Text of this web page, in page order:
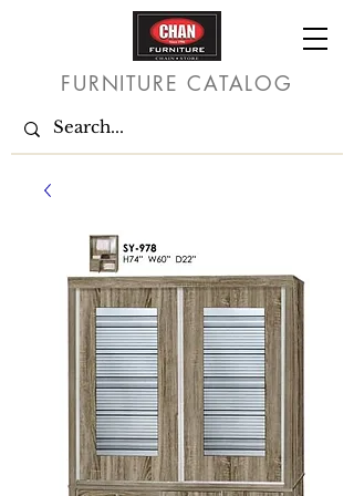
FURNITURE CATALOG